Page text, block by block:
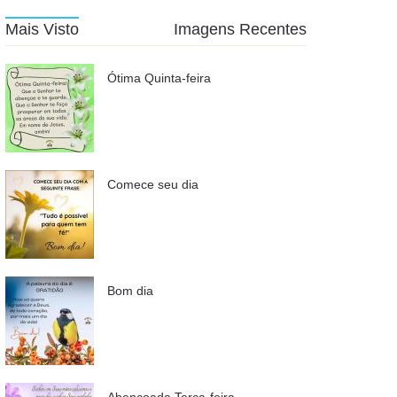
Mais Visto Imagens Recentes
Ótima Quinta-feira
Comece seu dia
Bom dia